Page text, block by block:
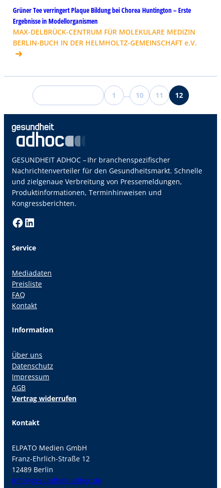
Grüner Tee verringert Plaque Bildung bei Chorea Huntington – Erste
Ergebnisse in Modellorganismen
MAX-DELBRÜCK-CENTRUM FÜR MOLEKULARE MEDIZIN
BERLIN-BUCH IN DER HELMHOLTZ-GEMEINSCHAFT e.V.
←
Vorherige
1 … 10 11 12
GESUNDHEIT ADHOC – Ihr branchenspezifischer
Nachrichtenverteiler für den Gesundheitsmarkt. Schnelle
und zielgenaue Verbreitung von Pressemeldungen,
Produktinformationen, Terminhinweisen und
Kongressberichten.
Facebook LinkedIn
Service
Mediadaten
Preisliste
FAQ
Kontakt
Information
Über uns
Datenschutz
Impressum
AGB
Vertrag widerrufen
Kontakt
ELPATO Medien GmbH
Franz-Ehrlich-Straße 12
12489 Berlin
info@gesundheit-adhoc.de